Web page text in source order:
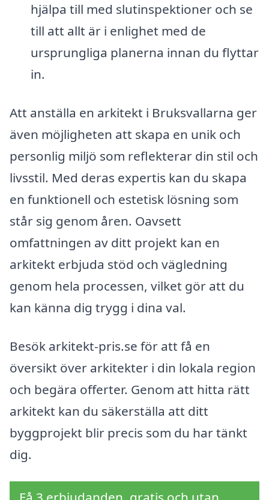
hjälpa till med slutinspektioner och se
till att allt är i enlighet med de
ursprungliga planerna innan du flyttar
in.
Att anställa en arkitekt i Bruksvallarna ger
även möjligheten att skapa en unik och
personlig miljö som reflekterar din stil och
livsstil. Med deras expertis kan du skapa
en funktionell och estetisk lösning som
står sig genom åren. Oavsett
omfattningen av ditt projekt kan en
arkitekt erbjuda stöd och vägledning
genom hela processen, vilket gör att du
kan känna dig trygg i dina val.
Besök arkitekt-pris.se för att få en
översikt över arkitekter i din lokala region
och begära offerter. Genom att hitta rätt
arkitekt kan du säkerställa att ditt
byggprojekt blir precis som du har tänkt
dig.